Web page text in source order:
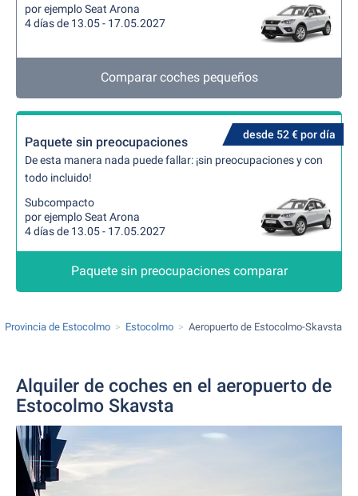
por ejemplo Seat Arona
4 días de 13.05 - 17.05.2027
Comparar coches pequeños
desde 52 € por día
Paquete sin preocupaciones
De esta manera nada puede fallar: ¡sin preocupaciones y con
todo incluido!
Subcompacto
por ejemplo Seat Arona
4 días de 13.05 - 17.05.2027
Paquete sin preocupaciones comparar
Provincia de Estocolmo Estocolmo Aeropuerto de Estocolmo-Skavsta
Alquiler de coches en el aeropuerto de
Estocolmo Skavsta